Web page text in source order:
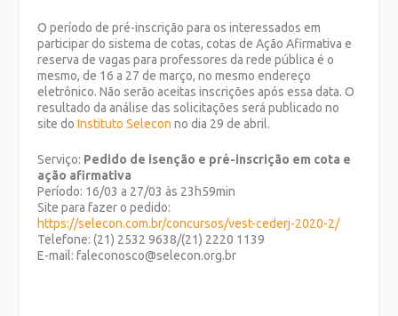
O período de pré-inscrição para os interessados em
participar do sistema de cotas, cotas de Ação Afirmativa e
reserva de vagas para professores da rede pública é o
mesmo, de 16 a 27 de março, no mesmo endereço
eletrônico. Não serão aceitas inscrições após essa data. O
resultado da análise das solicitações será publicado no
site doInstituto Selecon no dia 29 de abril.
Serviço: Pedido de isenção e pré-inscrição em cota e
ação afirmativa
Período: 16/03 a 27/03 às 23h59min
Site para fazer o pedido:
https://selecon.com.br/concursos/vest-cederj-2020-2/
Telefone: (21) 2532 9638/(21) 2220 1139
E-mail: faleconosco@selecon.org.br